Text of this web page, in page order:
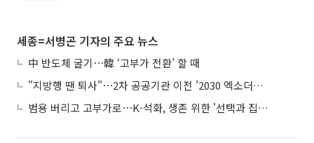
세종=서병곤 기자의 주요 뉴스
中 반도체 굴기⋯韓 ‘고부가 전환’ 할 때
"지방행 땐 퇴사"⋯2차 공공기관 이전 '2030 엑소더스' 뇌관
범용 버리고 고부가로⋯K-석화, 생존 위한 '선택과 집중'